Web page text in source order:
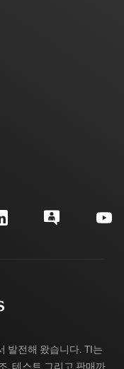
발전해 왔습니다. TI는
, 테스트 그리고 판매까